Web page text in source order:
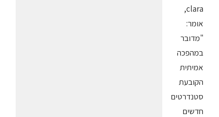
clara,
אומר:
"מדובר
במהפכה
אמיתית
הקובעת
סטנדרטים
חדשים